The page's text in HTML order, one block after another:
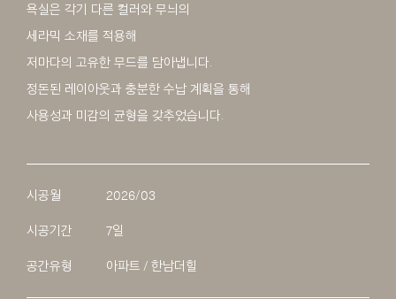
욕실은 각기 다른 컬러와 무늬의
세라믹 소재를 적용해
저마다의 고유한 무드를 담아냅니다.
정돈된 레이아웃과 충분한 수납 계획을 통해
사용성과 미감의 균형을 갖추었습니다.
시공월 2026/03
시공기간 7일
공간유형 아파트 / 한남더힐